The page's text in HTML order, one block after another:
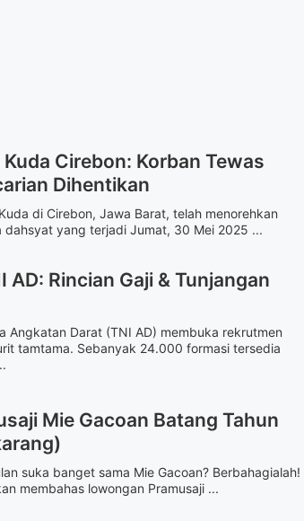
Cirebon: Korban Tewas
Dihentikan
di Cirebon, Jawa Barat, telah menorehkan
dahsyat yang terjadi Jumat, 30 Mei 2025 ...
AD: Rincian Gaji & Tunjangan
Angkatan Darat (TNI AD) membuka rekrutmen
tamtama. Sebanyak 24.000 formasi tersedia
Mie Gacoan Batang Tahun
suka banget sama Mie Gacoan? Berbahagialah!
membahas lowongan Pramusaji ...